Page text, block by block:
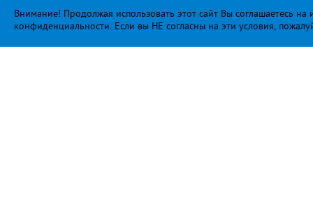
Внимание! Продолжая использовать этот сайт Вы соглашаетесь
конфиденциальности. Если вы НЕ согласны на эти условия,